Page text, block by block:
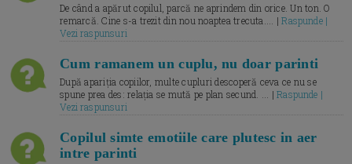
De când a apărut copilul, parcă ne aprindem din orice. Un ton. O
remarcă. Cine s-a trezit din nou noaptea trecuta.... |Raspunde |
Vezi raspunsuri
Cum ramanem un cuplu, nu doar parinti
După apariția copiilor, multe cupluri descoperă ceva ce nu se
spune prea des: relația se mută pe plan secund. ... |Raspunde |
Vezi raspunsuri
Copilul simte emotiile care plutesc in aer
intre parinti